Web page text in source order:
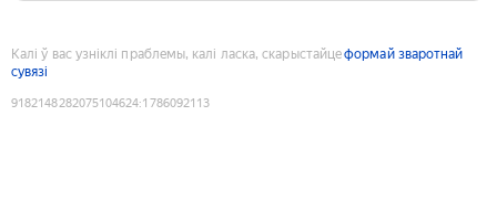
Калі ў вас узніклі праблемы, калі ласка, скарыстайцеформай зваротнай
сувязі
9182148282075104624:1786092113